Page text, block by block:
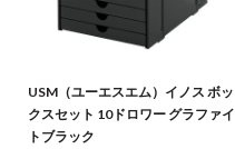
USM（ユーエスエム）イノス ボッ
クスセット 10ドロワー グラファイ
トブラック